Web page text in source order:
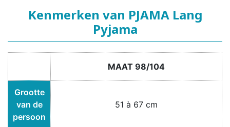
Kenmerken van PJAMA Lang
Pyjama
MAAT 98/104
Grootte
van de
persoon
51 à 67 cm